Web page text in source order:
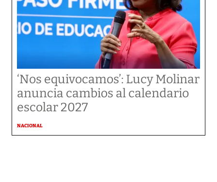
‘Nos equivocamos’: Lucy Molinar
anuncia cambios al calendario
escolar 2027
NACIONAL